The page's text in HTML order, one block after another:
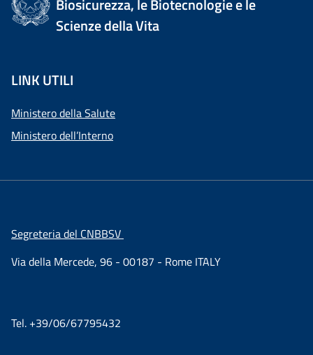
Biosicurezza, le Biotecnologie e le
Scienze della Vita
LINK UTILI
Ministero della Salute
Ministero dell’Interno
Segreteria del CNBBSV
Via della Mercede, 96 - 00187 - Rome ITALY
Tel. +39/06/67795432